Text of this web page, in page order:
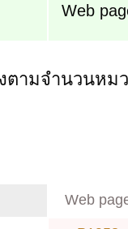
Web
ตามจำนวนหม
Web